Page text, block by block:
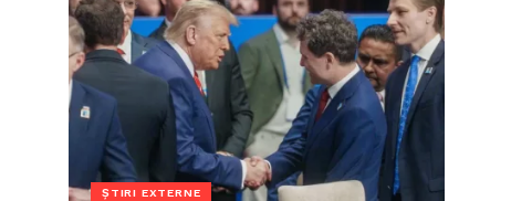
ȘTIRI EXTERNE